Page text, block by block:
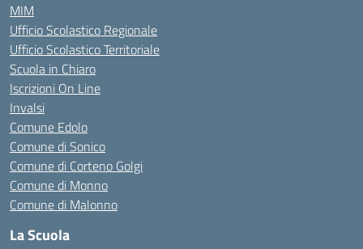
MIM
Ufficio Scolastico Regionale
Ufficio Scolastico Territoriale
Scuola in Chiaro
Iscrizioni On Line
Invalsi
Comune Edolo
Comune di Sonico
Comune di Corteno Golgi
Comune di Monno
Comune di Malonno
La Scuola